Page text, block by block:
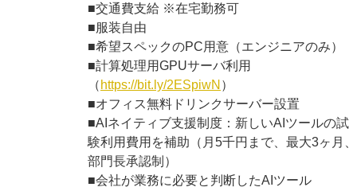
■交通費支給 ※在宅勤務可
■服装自由
■希望スペックのPC用意（エンジニアのみ）
■計算処理用GPUサーバ利用
（ https://bit.ly/2ESpiwN ）
■オフィス無料ドリンクサーバー設置
■AIネイティブ支援制度：新しいAIツールの試
験利用費用を補助（月5千円まで、最大3ヶ月、
部門長承認制）
■会社が業務に必要と判断したAIツール